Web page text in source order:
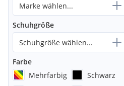
Marke wählen...
Schuhgröße
Schuhgröße wählen...
Farbe
Mehrfarbig
Schwarz